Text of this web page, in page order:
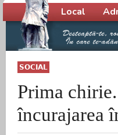
SOCIAL
Prima
încurajarea
Local